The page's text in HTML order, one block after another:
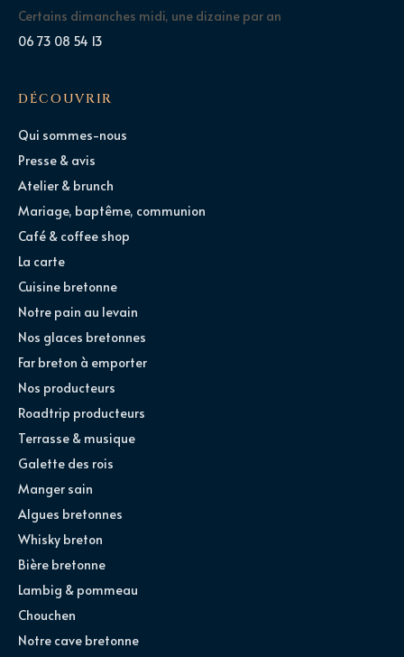
Certains dimanches midi, une dizaine par an
06 73 08 54 13
DÉCOUVRIR
Qui sommes-nous
Presse & avis
Atelier & brunch
Mariage, baptême, communion
Café & coffee shop
La carte
Cuisine bretonne
Notre pain au levain
Nos glaces bretonnes
Far breton à emporter
Nos producteurs
Roadtrip producteurs
Terrasse & musique
Galette des rois
Manger sain
Algues bretonnes
Whisky breton
Bière bretonne
Lambig & pommeau
Chouchen
Notre cave bretonne